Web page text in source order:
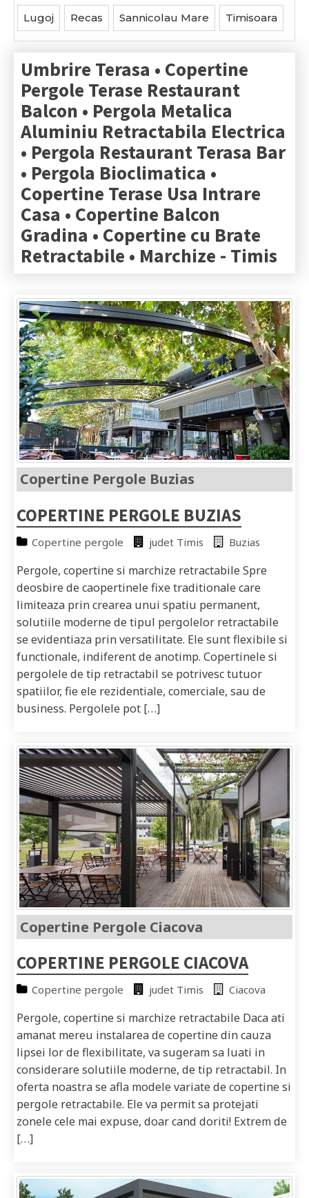
Lugoj Recas Sannicolau Mare Timisoara
Umbrire Terasa • Copertine
Pergole Terase Restaurant
Balcon • Pergola Metalica
Aluminiu Retractabila Electrica
• Pergola Restaurant Terasa Bar
• Pergola Bioclimatica •
Copertine Terase Usa Intrare
Casa • Copertine Balcon
Gradina • Copertine cu Brate
Retractabile • Marchize - Timis
Copertine Pergole Buzias
COPERTINE PERGOLE BUZIAS
Copertine pergole judet Timis Buzias
Pergole, copertine si marchize retractabile Spre
deosbire de caopertinele fixe traditionale care
limiteaza prin crearea unui spatiu permanent,
solutiile moderne de tipul pergolelor retractabile
se evidentiaza prin versatilitate. Ele sunt flexibile si
functionale, indiferent de anotimp. Copertinele si
pergolele de tip retractabil se potrivesc tutuor
spatiilor, fie ele rezidentiale, comerciale, sau de
business. Pergolele pot […]
Copertine Pergole Ciacova
COPERTINE PERGOLE CIACOVA
Copertine pergole judet Timis Ciacova
Pergole, copertine si marchize retractabile Daca ati
amanat mereu instalarea de copertine din cauza
lipsei lor de flexibilitate, va sugeram sa luati in
considerare solutiile moderne, de tip retractabil. In
oferta noastra se afla modele variate de copertine si
pergole retractabile. Ele va permit sa protejati
zonele cele mai expuse, doar cand doriti! Extrem de
[…]